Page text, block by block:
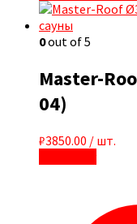
0out of 5
Master-
04)
₽3850.00 / шт.